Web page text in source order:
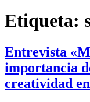
Etiqueta:
Entrevista
importancia
creatividad